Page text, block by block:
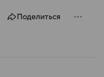
Поделиться